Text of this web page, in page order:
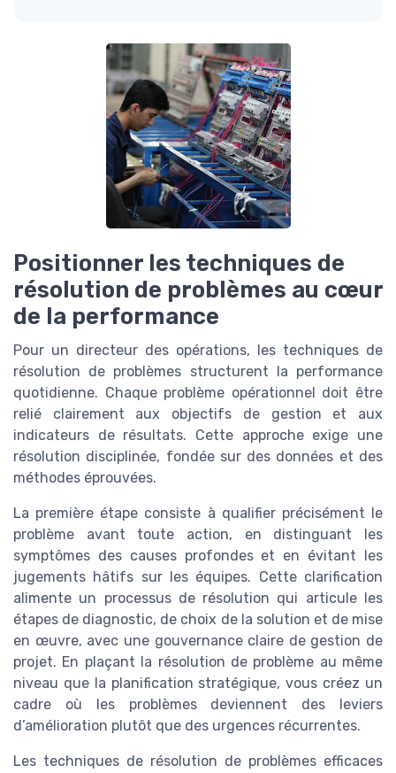
Positionner les techniques de
résolution de problèmes au cœur
de la performance
Pour un directeur des opérations, les techniques de
résolution de problèmes structurent la performance
quotidienne. Chaque problème opérationnel doit être
relié clairement aux objectifs de gestion et aux
indicateurs de résultats. Cette approche exige une
résolution disciplinée, fondée sur des données et des
méthodes éprouvées.
La première étape consiste à qualifier précisément le
problème avant toute action, en distinguant les
symptômes des causes profondes et en évitant les
jugements hâtifs sur les équipes. Cette clarification
alimente un processus de résolution qui articule les
étapes de diagnostic, de choix de la solution et de mise
en œuvre, avec une gouvernance claire de gestion de
projet. En plaçant la résolution de problème au même
niveau que la planification stratégique, vous créez un
cadre où les problèmes deviennent des leviers
d’amélioration plutôt que des urgences récurrentes.
Les techniques de résolution de problèmes efficaces